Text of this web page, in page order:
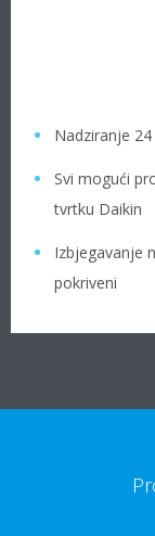
Nadziranje
Svi mogući
tvrtku Daikin
Izbjegavanje
pokriveni